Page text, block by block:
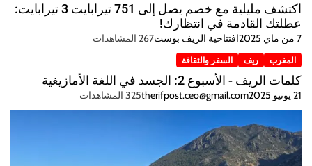
اكتشف مليلية مع خصم يصل إلى 751 تيرابايت 3 تيرابايت:
عطلتك القادمة في انتظارك!
7 من ماي 2025 افتتاحية الريف بوست267 المشاهدات
المغرب ريف السفر والثقافة
كلمات الريف - الأسبوع 2: الجسد في اللغة الأمازيغية
21 يونيو 2025 therifpost.ceo@gmail.com325 المشاهدات